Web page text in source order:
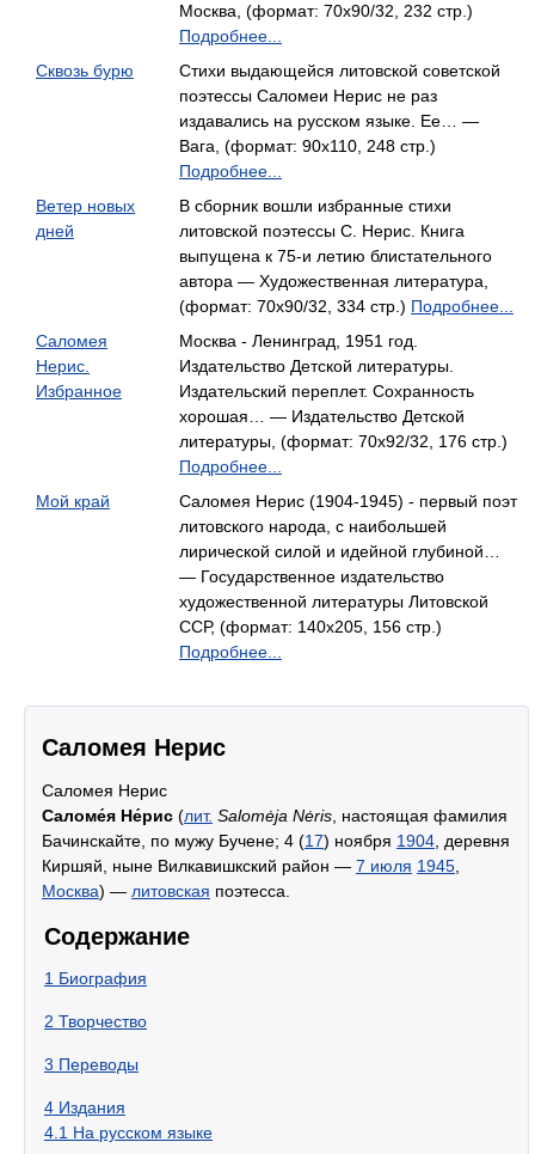
Москва, (формат: 70x90/32, 232 стр.)
Подробнее...
Сквозь бурю
Стихи выдающейся литовской советской
поэтессы Саломеи Нерис не раз
издавались на русском языке. Ее… —
Вага, (формат: 90x110, 248 стр.)
Подробнее...
Ветер новых
дней
В сборник вошли избранные стихи
литовской поэтессы С. Нерис. Книга
выпущена к 75-и летию блистательного
автора — Художественная литература,
(формат: 70x90/32, 334 стр.) Подробнее...
Саломея
Нерис.
Избранное
Москва - Ленинград, 1951 год.
Издательство Детской литературы.
Издательский переплет. Сохранность
хорошая… — Издательство Детской
литературы, (формат: 70x92/32, 176 стр.)
Подробнее...
Мой край
Саломея Нерис (1904-1945) - первый поэт
литовского народа, с наибольшей
лирической силой и идейной глубиной…
— Государственное издательство
художественной литературы Литовской
ССР, (формат: 140x205, 156 стр.)
Подробнее...
Саломея Нерис
Саломея Нерис
Саломе́я Не́рис (лит. Salomėja Nėris , настоящая фамилия
Бачинскайте, по мужу Бучене; 4 (17) ноября 1904 , деревня
Киршяй, ныне Вилкавишкский район — 7 июля 1945
Москва) — литовская поэтесса.
Содержание
1 Биография
2 Творчество
3 Переводы
4 Издания
4.1 На русском языке